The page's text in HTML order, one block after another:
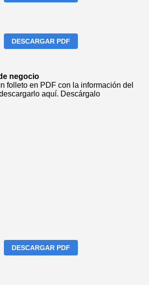
DESCARGAR PDF
negocio
folleto en PDF con la información del
aquí. Descárgalo
DESCARGAR PDF